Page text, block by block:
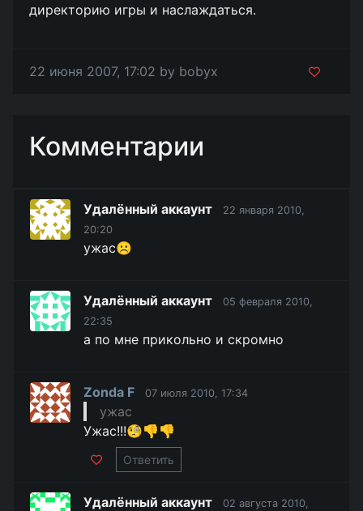
директорию игры и наслаждаться.
22 июня 2007, 17:02 by bobyx
Комментарии
Удалённый аккаунт
22 января 2010,
20:20
ужас☹️
Удалённый аккаунт
05 февраля 2010,
22:35
а по мне прикольно и скромно
Zonda F 07 июля 2010, 17:34
ужас
Ужас!!!🧐👎👎
Ответить
Удалённый аккаунт
02 августа 2010,